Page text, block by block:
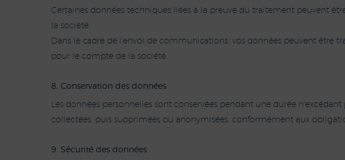
Certaines données techniques liées à la preuve du traitement peuvent
la société.
Dans le cadre de l'envoi de communications, vos données peuvent être
pour le compte de la société.
8. Conservation des données
Les données personnelles sont conservées pendant une durée
collectées, puis supprimées ou anonymisées, conformément aux
9. Sécurité des données